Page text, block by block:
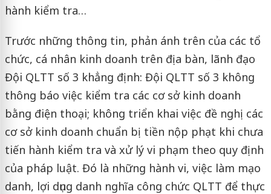
hành kiểm tra…
Trước những thông tin, phản ánh trên của các tổ
chức, cá nhân kinh doanh trên địa bàn, lãnh đạo
Đội QLTT số 3 khẳng định: Đội QLTT số 3 không
thông báo việc kiểm tra các cơ sở kinh doanh
bằng điện thoại; không triển khai việc đề nghị các
cơ sở kinh doanh chuẩn bị tiền nộp phạt khi chưa
tiến hành kiểm tra và xử lý vi phạm theo quy định
của pháp luật. Đó là những hành vi, việc làm mạo
danh, lợi dụng danh nghĩa công chức QLTT để thực